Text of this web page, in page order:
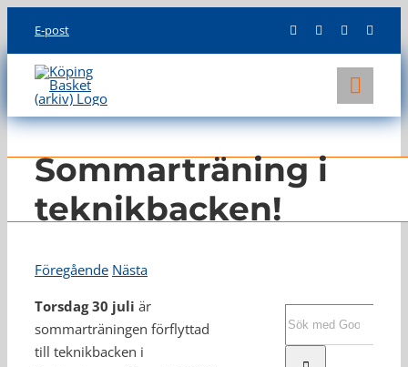
content
E-post
KLUBBEN
LAG
INFO
Sommarträning i
teknikbacken!
Föregående Nästa
Torsdag 30 juli är
sommarträningen förflyttad
till teknikbacken i